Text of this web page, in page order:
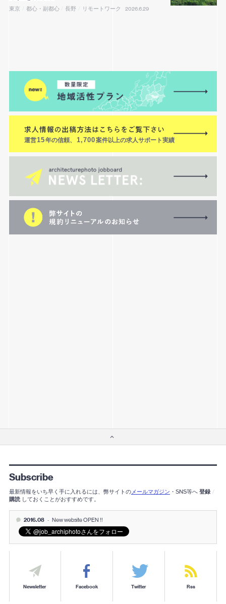
東京 都心・副都心 長野 リモートワーク 2026.6.29
運営15年の信頼、 1,700案件以上の求人サポート実績
Subscribe
最新情報をいち早く手に入れるには、弊サイトのメールマガジン ・SNS等へ 登録 /
購読 しておくことがおすすめです。
2016.08 - New website OPEN !!
Newsletter Facebook Twitter Rss